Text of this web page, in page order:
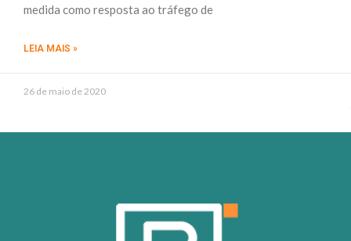
medida como resposta ao tráfego de
LEIA MAIS »
26 de maio de 2020